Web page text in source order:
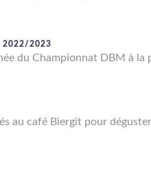
2022/2023
du Championnat DBM à
au café Biergit pour